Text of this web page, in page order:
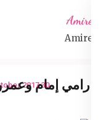
content
Enter)
Amireta
Amireta
30 October 2017
رامي إمام